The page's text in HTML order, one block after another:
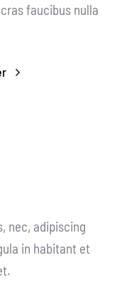
faucibus nulla
nec, adipiscing
in habitant et